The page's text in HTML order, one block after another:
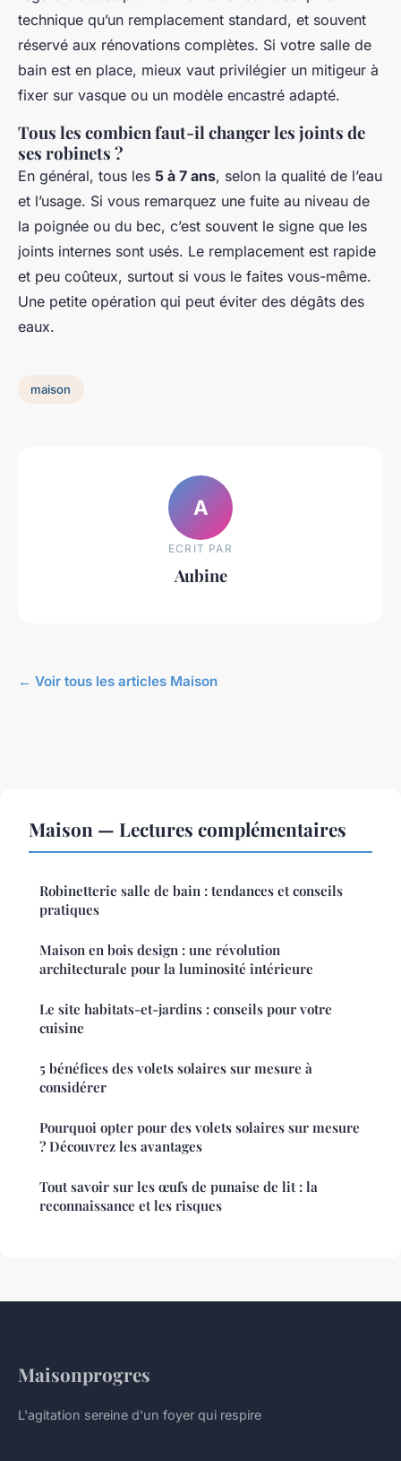
technique qu’un remplacement standard, et souvent
réservé aux rénovations complètes. Si votre salle de
bain est en place, mieux vaut privilégier un mitigeur à
fixer sur vasque ou un modèle encastré adapté.
Tous les combien faut-il changer les joints de
ses robinets ?
En général, tous les 5 à 7 ans, selon la qualité de l’eau
et l’usage. Si vous remarquez une fuite au niveau de
la poignée ou du bec, c’est souvent le signe que les
joints internes sont usés. Le remplacement est rapide
et peu coûteux, surtout si vous le faites vous-même.
Une petite opération qui peut éviter des dégâts des
eaux.
maison
A
ECRIT PAR
Aubine
← Voir tous les articles Maison
Maison — Lectures complémentaires
Robinetterie salle de bain : tendances et conseils
pratiques
Maison en bois design : une révolution
architecturale pour la luminosité intérieure
Le site habitats-et-jardins : conseils pour votre
cuisine
5 bénéfices des volets solaires sur mesure à
considérer
Pourquoi opter pour des volets solaires sur mesure
? Découvrez les avantages
Tout savoir sur les œufs de punaise de lit : la
reconnaissance et les risques
Maisonprogres
L'agitation sereine d'un foyer qui respire